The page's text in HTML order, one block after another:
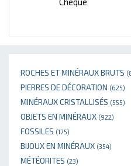
ROCHES ET MINÉRAUX BRUTS
PIERRES DE DÉCORATION (625)
MINÉRAUX CRISTALLISÉS (555)
OBJETS EN MINÉRAUX (922)
FOSSILES (175)
BIJOUX EN MINÉRAUX (354)
MÉTÉORITES (23)